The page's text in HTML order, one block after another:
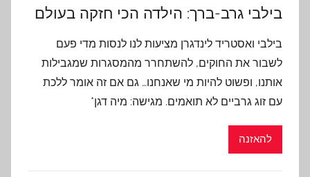
בילבי גרב-ברך: הילדה הכי חזקה בעולם
בילבי ואסטריד לינדגרן מציעות לנו לנסות מדי פעם
לשבור את החוקים, להשתחרר מהמסגרות שמגבילות
אותנו, ופשוט להיות מי שאנחנו… גם אם זה אומר ללכת
עם זוג גרביים לא תואמים. מגישה: מיה דגן*
להאזנה